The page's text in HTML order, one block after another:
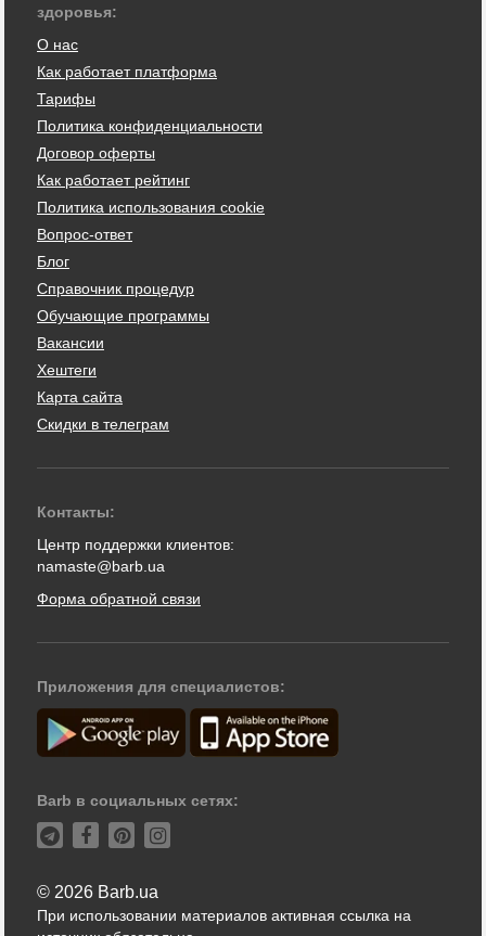
здоровья:
О нас
Как работает платформа
Тарифы
Политика конфиденциальности
Договор оферты
Как работает рейтинг
Политика использования cookie
Вопрос-ответ
Блог
Справочник процедур
Обучающие программы
Вакансии
Хештеги
Карта сайта
Скидки в телеграм
Контакты:
Центр поддержки клиентов:
namaste@barb.ua
Форма обратной связи
Приложения для специалистов:
Barb в социальных сетях:
© 2026 Barb.ua
При использовании материалов активная ссылка на